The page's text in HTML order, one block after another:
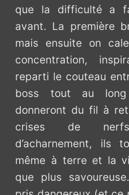
que la difficulté a
avant. La première
mais ensuite on
concentration,
reparti le couteau
boss tout au
donneront du fil à
crises de
d’acharnement, ils
même à terre et la
que plus